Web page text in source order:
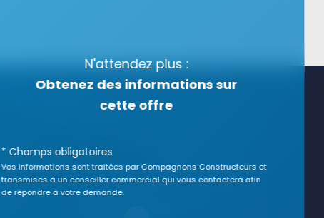
N'attendez plus :
Obtenez des informations sur
cette offre
* Champs obligatoires
Vos informations sont traitées par Compagnons Constructeurs et
transmises à un conseiller commercial qui vous contactera afin
de répondre à votre demande.